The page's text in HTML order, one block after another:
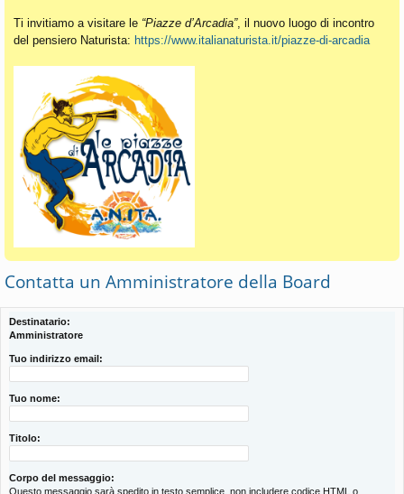
Ti invitiamo a visitare le “Piazze d’Arcadia”, il nuovo luogo di incontro
del pensiero Naturista: https://www.italianaturista.it/piazze-di-arcadia
Contatta un Amministratore della Board
Destinatario:
Amministratore
Tuo indirizzo email:
Tuo nome:
Titolo:
Corpo del messaggio:
Questo messaggio sarà spedito in testo semplice, non includere codice HTML o